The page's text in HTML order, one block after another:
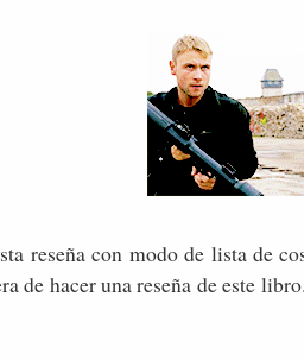
reseña con modo de lista de
de hacer una reseña de este